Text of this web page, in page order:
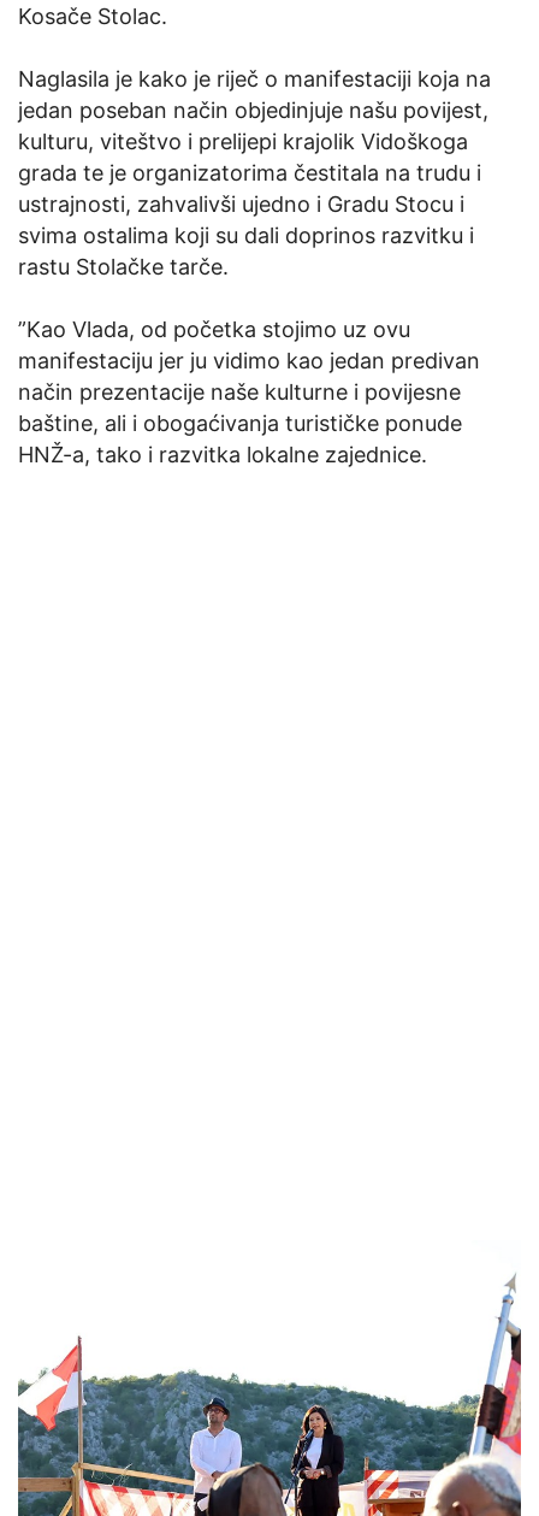
Kosače Stolac.
Naglasila je kako je riječ o manifestaciji koja na
jedan poseban način objedinjuje našu povijest,
kulturu, viteštvo i prelijepi krajolik Vidoškoga
grada te je organizatorima čestitala na trudu i
ustrajnosti, zahvalivši ujedno i Gradu Stocu i
svima ostalima koji su dali doprinos razvitku i
rastu Stolačke tarče.
”Kao Vlada, od početka stojimo uz ovu
manifestaciju jer ju vidimo kao jedan predivan
način prezentacije naše kulturne i povijesne
baštine, ali i obogaćivanja turističke ponude
HNŽ-a, tako i razvitka lokalne zajednice.